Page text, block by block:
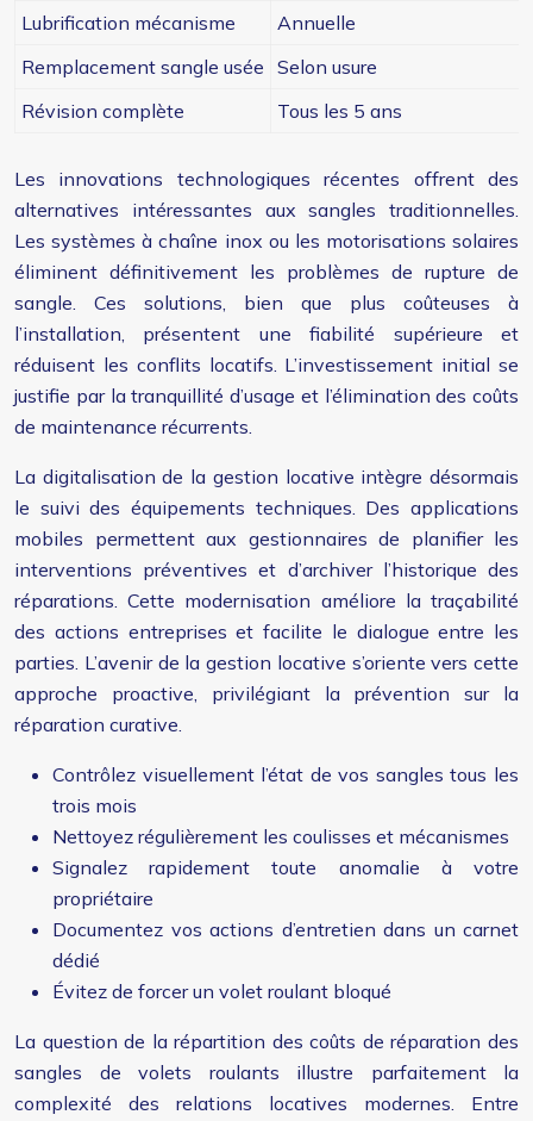
Lubrification mécanisme Annuelle
Remplacement sangle usée Selon usure
Révision complète
Tous les 5 ans
Les innovations technologiques récentes offrent des
alternatives intéressantes aux sangles traditionnelles.
Les systèmes à chaîne inox ou les motorisations solaires
éliminent définitivement les problèmes de rupture de
sangle. Ces solutions, bien que plus coûteuses à
l’installation, présentent une fiabilité supérieure et
réduisent les conflits locatifs. L’investissement initial se
justifie par la tranquillité d’usage et l’élimination des coûts
de maintenance récurrents.
La digitalisation de la gestion locative intègre désormais
le suivi des équipements techniques. Des applications
mobiles permettent aux gestionnaires de planifier les
interventions préventives et d’archiver l’historique des
réparations. Cette modernisation améliore la traçabilité
des actions entreprises et facilite le dialogue entre les
parties. L’avenir de la gestion locative s’oriente vers cette
approche proactive, privilégiant la prévention sur la
réparation curative.
Contrôlez visuellement l’état de vos sangles tous les
trois mois
Nettoyez régulièrement les coulisses et mécanismes
Signalez rapidement toute anomalie à votre
propriétaire
Documentez vos actions d’entretien dans un carnet
dédié
Évitez de forcer un volet roulant bloqué
La question de la répartition des coûts de réparation des
sangles de volets roulants illustre parfaitement la
complexité des relations locatives modernes. Entre